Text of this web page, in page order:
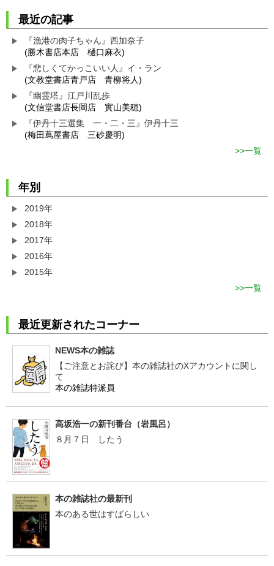
最近の記事
『漁港の肉子ちゃん』西加奈子
(勝木書店本店 樋口麻衣)
『悲しくてかっこいい人』イ・ラン
(文教堂書店青戸店 青柳将人)
『幽霊塔』江戸川乱歩
(文信堂書店長岡店 實山美穂)
『伊丹十三選集 一・二・三』伊丹十三
(梅田蔦屋書店 三砂慶明)
一覧
年別
2019年
2018年
2017年
2016年
2015年
一覧
最近更新されたコーナー
NEWS本の雑誌
【ご注意とお詫び】本の雑誌社のXアカウントに関し
て
本の雑誌特派員
高坂浩一の新刊番台（岩風呂）
８月７日 したう
本の雑誌社の最新刊
本のある世はすばらしい